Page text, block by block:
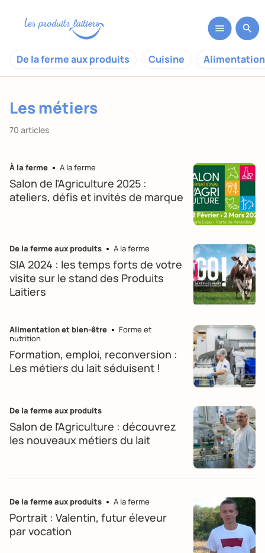
De la ferme aux produits Cuisine
Les métiers
70 articles
À la ferme A la ferme
Salon de l’Agriculture 2025 :
ateliers, défis et invités de marque
De la ferme aux produits A la ferme
SIA 2024 : les temps forts de votre
visite sur le stand des Produits
Laitiers
Alimentation et bien-être
Forme et
nutrition
Formation, emploi, reconversion :
Les métiers du lait séduisent !
De la ferme aux produits
Salon de l'Agriculture : découvrez
les nouveaux métiers du lait
De la ferme aux produits A la ferme
Portrait : Valentin, futur éleveur
par vocation